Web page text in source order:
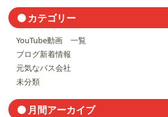
カテゴリー
YouTube動画 一覧
ブログ新着情報
元気なバス会社
未分類
月間アーカイブ